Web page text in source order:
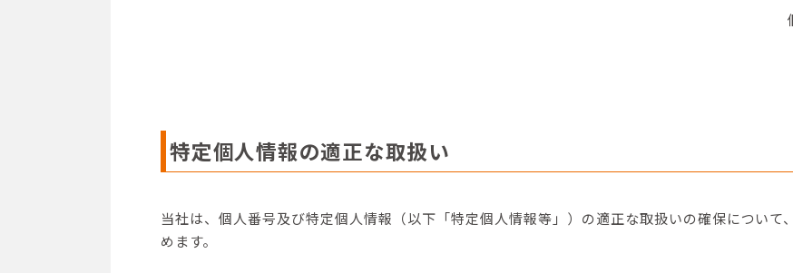
特定個人情報の適正な取扱い
当社は、個人番号及び特定個人情報（以下「特定個人情報等」）の適正な取扱いの確保について
めます。